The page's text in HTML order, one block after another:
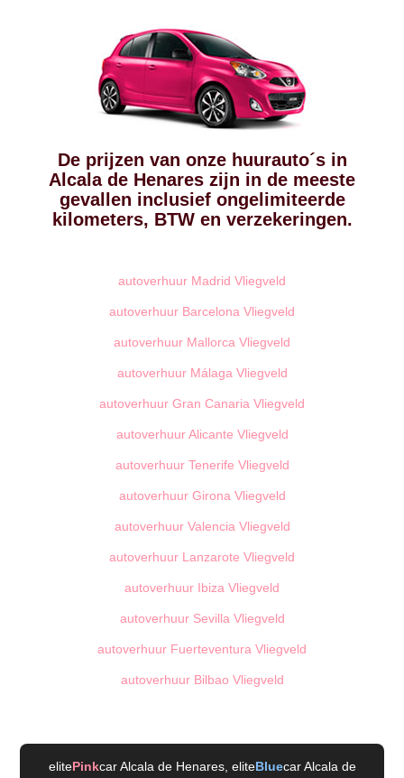
De prijzen van onze huurauto´s in
Alcala de Henares zijn in de meeste
gevallen inclusief ongelimiteerde
kilometers, BTW en verzekeringen.
autoverhuur Madrid Vliegveld
autoverhuur Barcelona Vliegveld
autoverhuur Mallorca Vliegveld
autoverhuur Málaga Vliegveld
autoverhuur Gran Canaria Vliegveld
autoverhuur Alicante Vliegveld
autoverhuur Tenerife Vliegveld
autoverhuur Girona Vliegveld
autoverhuur Valencia Vliegveld
autoverhuur Lanzarote Vliegveld
autoverhuur Ibiza Vliegveld
autoverhuur Sevilla Vliegveld
autoverhuur Fuerteventura Vliegveld
autoverhuur Bilbao Vliegveld
elitePinkcar Alcala de Henares, eliteBluecar Alcala de